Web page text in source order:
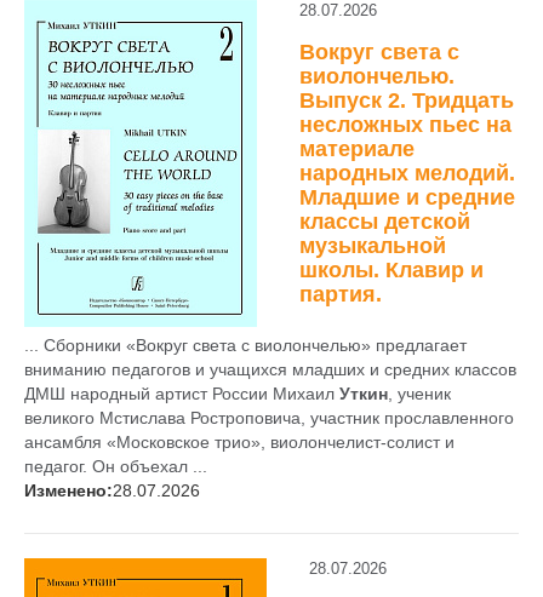
28.07.2026
Вокруг света с
виолончелью.
Выпуск 2. Тридцать
несложных пьес на
материале
народных мелодий.
Младшие и средние
классы детской
музыкальной
школы. Клавир и
партия.
... Сборники «Вокруг света с виолончелью» предлагает
вниманию педагогов и учащихся младших и средних классов
ДМШ народный артист России Михаил Уткин , ученик
великого Мстислава Ростроповича, участник прославленного
ансамбля «Московское трио», виолончелист-солист и
педагог. Он объехал ...
Изменено:28.07.2026
28.07.2026